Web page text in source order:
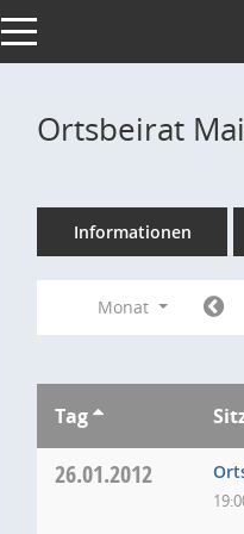
Toggle navigation
Ortsbeirat
Informationen
Monat
Tag
26.01.2012